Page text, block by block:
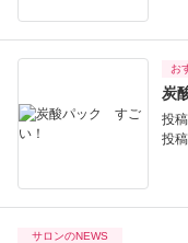
お
炭
投
投稿
サロンのNEWS